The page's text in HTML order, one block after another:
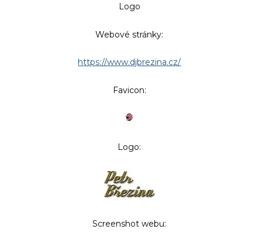
Logo
Webové stránky:
https://www.djbrezina.cz/
Favicon:
Logo:
Screenshot webu: